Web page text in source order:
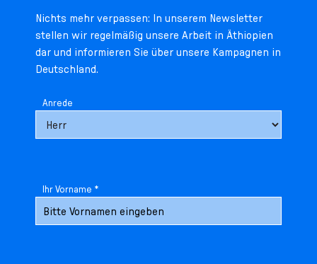
Nichts mehr verpassen: In unserem Newsletter
stellen wir regelmäßig unsere Arbeit in Äthiopien
dar und informieren Sie über unsere Kampagnen in
Deutschland.
Anrede
Ihr Vorname *